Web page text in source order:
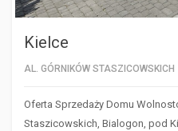
Kielce
AL. GÓRNIKÓW STASZICOWSKICH
Oferta Sprzedaży Domu
Staszicowskich, Bialogon, pod